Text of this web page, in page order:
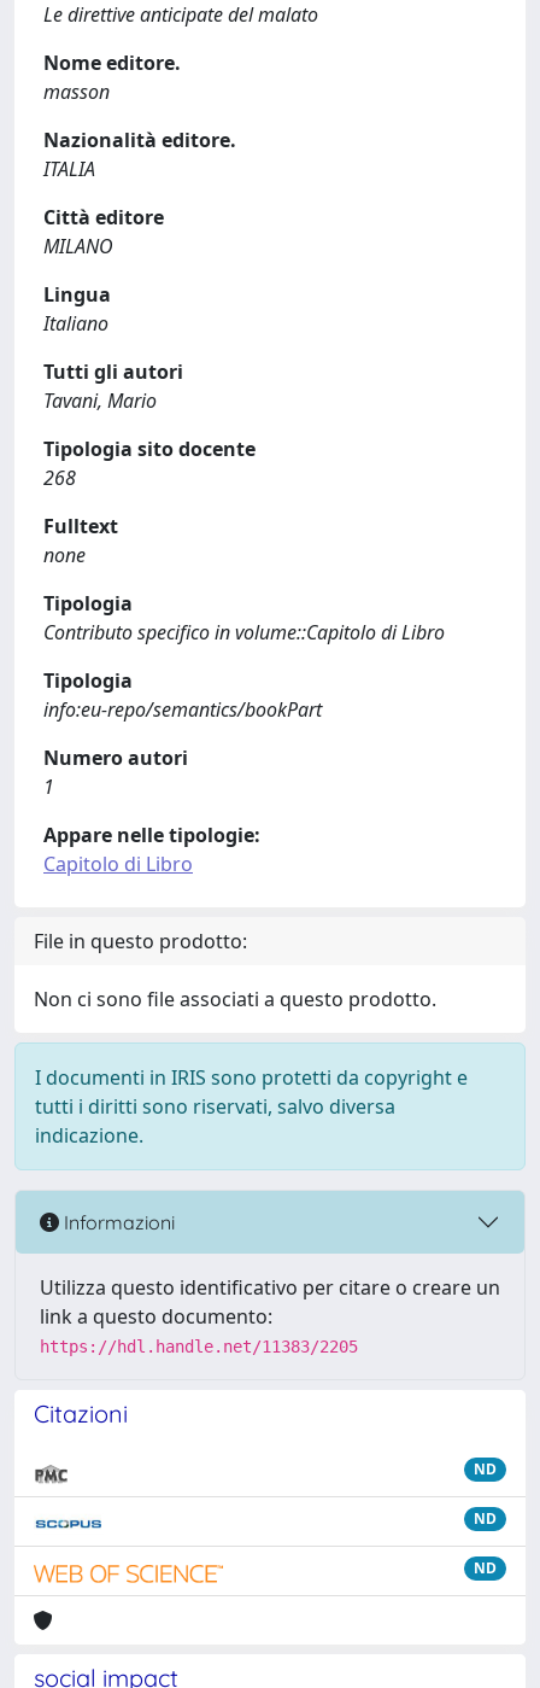
Le direttive anticipate del malato
Nome editore.
masson
Nazionalità editore.
ITALIA
Città editore
MILANO
Lingua
Italiano
Tutti gli autori
Tavani, Mario
Tipologia sito docente
268
Fulltext
none
Tipologia
Contributo specifico in volume::Capitolo di Libro
Tipologia
info:eu-repo/semantics/bookPart
Numero autori
1
Appare nelle tipologie:
Capitolo di Libro
File in questo prodotto:
Non ci sono file associati a questo prodotto.
I documenti in IRIS sono protetti da copyright e
tutti i diritti sono riservati, salvo diversa
indicazione.
Informazioni
Utilizza questo identificativo per citare o creare un
link a questo documento:
https://hdl.handle.net/11383/2205
Citazioni
ND
ND
ND
social impact